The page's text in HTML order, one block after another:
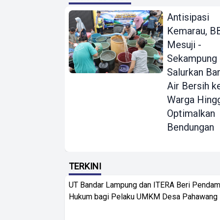
Antisipasi
Kemarau,
Mesuji -
Sekampung
Salurkan
Air Bersih
Warga
Optimalkan
Bendungan
TERKINI
UT Bandar Lampung dan ITERA Beri
Hukum bagi Pelaku UMKM Desa Pahawang